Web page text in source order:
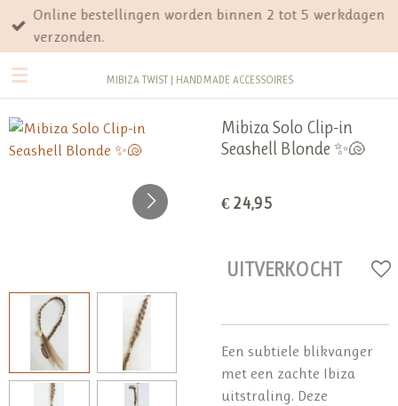
Ga
direct
naar
de
MIBIZA TWIST | HANDMADE ACCESSOIRES
Online bestellingen worden binnen 2 tot 5 werkdagen
verzonden.
Mibiza Solo Clip-in
Seashell Blonde ✨🐚
€ 24,95
UITVERKOCHT
Een subtiele blikvanger
met een zachte Ibiza
uitstraling. Deze